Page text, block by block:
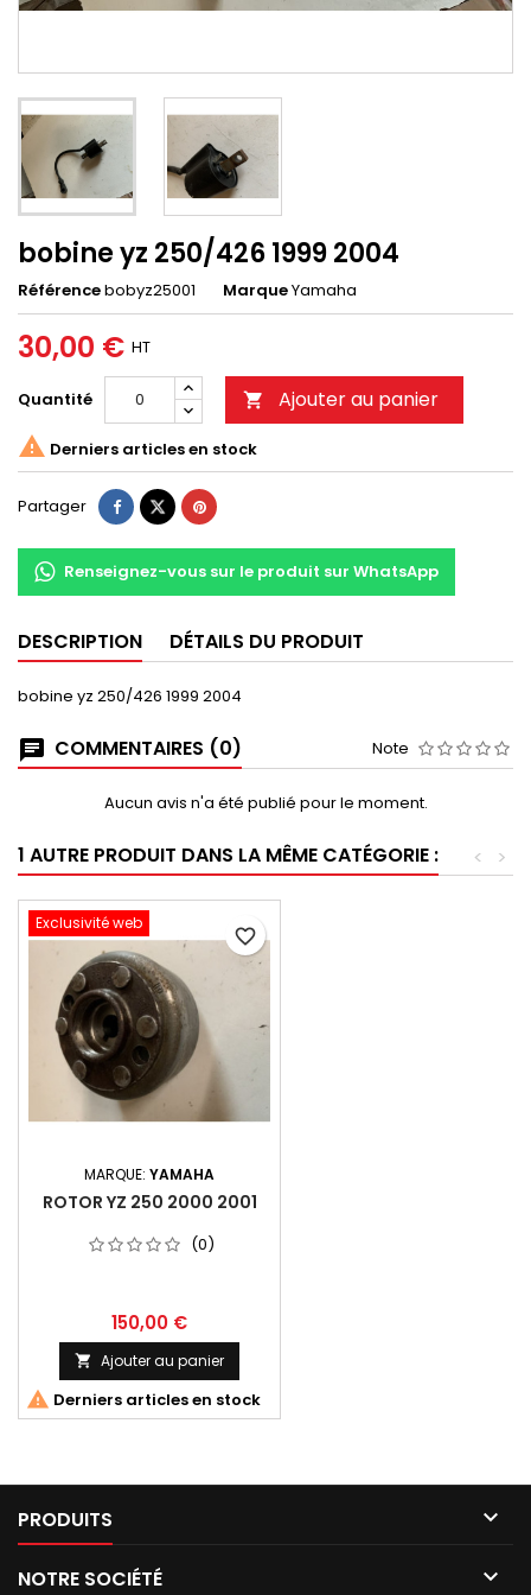
bobine yz 250/426 1999 2004
Référencebobyz25001 MarqueYamaha
30,00 € HT
Quantité  Ajouter au panier
 Derniers articles en stock
Partager
Renseignez-vous sur le produit sur WhatsApp
DESCRIPTION DÉTAILS DU PRODUIT
bobine yz 250/426 1999 2004
COMMENTAIRES (0) Note
Aucun avis n'a été publié pour le moment.
1 AUTRE PRODUIT DANS LA MÊME CATÉGORIE : >
<
Exclusivité web
MARQUE: YAMAHA
ROTOR YZ 250 2000 2001
(0)
150,00 €
 Ajouter au panier
 Derniers articles en stock
favorite_border
PRODUITS 
NOTRE SOCIÉTÉ 